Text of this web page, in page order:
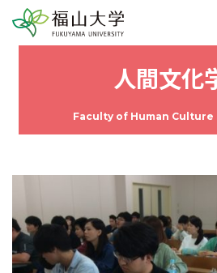
人間文化
Faculty of Human Culture